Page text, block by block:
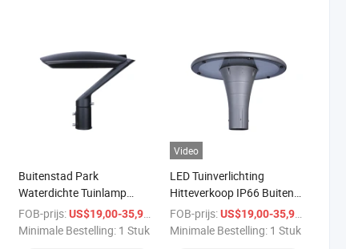
/ Stuk
Buitenstad Park
Waterdichte Tuinlamp
Aluminium Behuizing
FOB-prijs:US$19,00-35,99
/ Stuk
Minimale Bestelling: 1 Stuk
Video
LED Tuinverlichting
Hitteverkoop IP66 Buiten
Waterproof CE ENEC Ik08
LED Padverlichting Buiten
FOB-prijs:US$19,00-35,99
Minimale Bestelling: 1 Stuk